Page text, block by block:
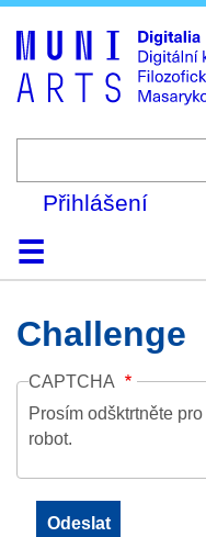
Přihlášení
DomůKolekce
Prohlížení
Vyhledávání
O
Challenge
CAPTCHA
Prosím odšktrtněte
robot.